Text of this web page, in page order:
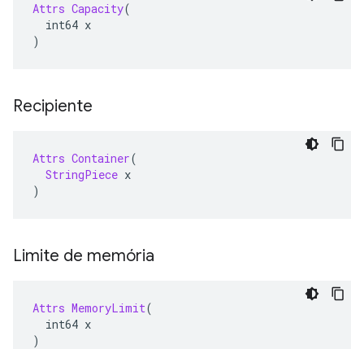
Attrs Capacity(
int64 x
)
Recipiente
Attrs Container(
StringPiece x
)
Limite de memória
Attrs MemoryLimit(
int64 x
)